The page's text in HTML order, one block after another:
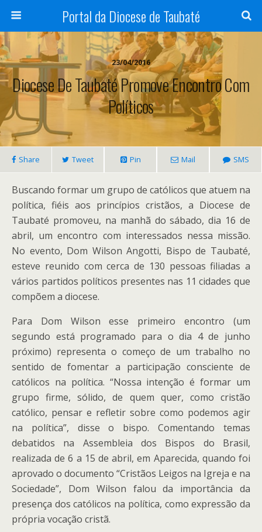
Portal da Diocese de Taubaté
23/04/2016
Diocese De Taubaté Promove Encontro Com
Políticos
Share Tweet Pin Mail SMS
Buscando formar um grupo de católicos que atuem na
política, fiéis aos princípios cristãos, a Diocese de
Taubaté promoveu, na manhã do sábado, dia 16 de
abril, um encontro com interessados nessa missão.
No evento, Dom Wilson Angotti, Bispo de Taubaté,
esteve reunido com cerca de 130 pessoas filiadas a
vários partidos políticos presentes nas 11 cidades que
compõem a diocese.
Para Dom Wilson esse primeiro encontro (um
segundo está programado para o dia 4 de junho
próximo) representa o começo de um trabalho no
sentido de fomentar a participação consciente de
católicos na política. “Nossa intenção é formar um
grupo firme, sólido, de quem quer, como cristão
católico, pensar e refletir sobre como podemos agir
na política”, disse o bispo. Comentando temas
debatidos na Assembleia dos Bispos do Brasil,
realizada de 6 a 15 de abril, em Aparecida, quando foi
aprovado o documento “Cristãos Leigos na Igreja e na
Sociedade”, Dom Wilson falou da importância da
presença dos católicos na política, como expressão da
própria vocação cristã.